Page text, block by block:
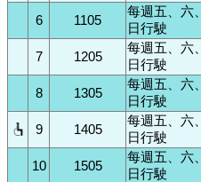
6
1105
每週五、六、
日行駛
7
1205
每週五、六、
日行駛
8
1305
每週五、六、
日行駛
9
1405
每週五、六、
日行駛
10
1505
每週五、六、
日行駛